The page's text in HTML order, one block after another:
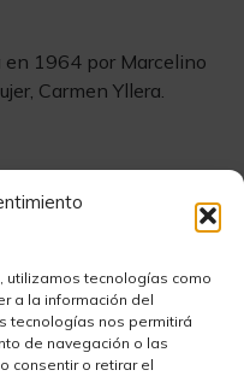
utilizamos tecnologías como
a la información del
tecnologías nos permitirá
de navegación o las
consentir o retirar el
en 1964 por Marcelino
Carmen Yllera.